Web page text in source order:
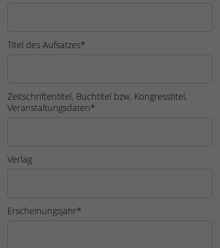
Titel des Aufsatzes*
Zeitschriftentitel, Buchtitel bzw. Kongresstitel,
Veranstaltungsdaten*
Verlag
Erscheinungsjahr*